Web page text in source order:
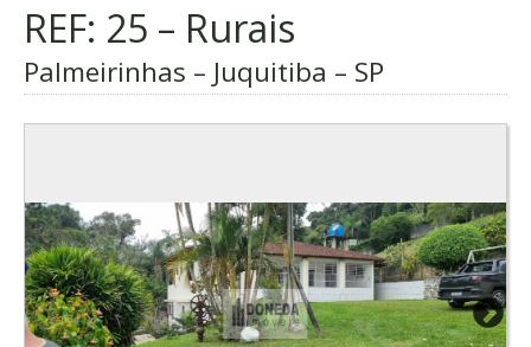
REF: 25 – Rurais
Palmeirinhas – Juquitiba – SP